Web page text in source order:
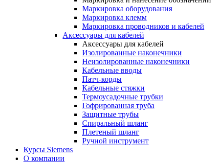
Маркировка оборудования
Маркировка клемм
Маркировка проводников и кабелей
Аксессуары для кабелей
Аксессуары для кабелей
Изолированные наконечники
Неизолированные наконечники
Кабельные вводы
Патч-корды
Кабельные стяжки
Термоусадочные трубки
Гофрированная труба
Защитные трубы
Спиральный шланг
Плетеный шланг
Ручной инструмент
Курсы Siemens
О компании